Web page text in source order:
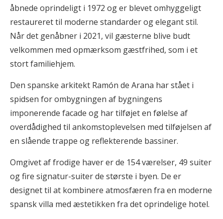
åbnede oprindeligt i 1972 og er blevet omhyggeligt
restaureret til moderne standarder og elegant stil.
Når det genåbner i 2021, vil gæsterne blive budt
velkommen med opmærksom gæstfrihed, som i et
stort familiehjem.
Den spanske arkitekt Ramón de Arana har stået i
spidsen for ombygningen af bygningens
imponerende facade og har tilføjet en følelse af
overdådighed til ankomstoplevelsen med tilføjelsen af
en slående trappe og reflekterende bassiner.
Omgivet af frodige haver er de 154 værelser, 49 suiter
og fire signatur-suiter de største i byen. De er
designet til at kombinere atmosfæren fra en moderne
spansk villa med æstetikken fra det oprindelige hotel.